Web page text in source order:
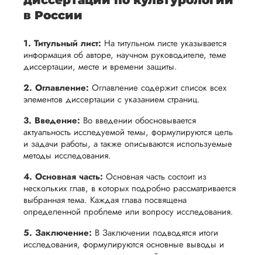
подготовке
презентации
и речи
перед
защитой.
Наша
цель -
обеспечить
уверенность
в своей
работе и
помочь
вам
проверки
работы,
установленная
сумма
будет
возвращена
заказчику.
Мы
стремимся
осуществлять
процесс
возврата
способом,
удобным
для вас,
в
начале
мы
обсудим
и
договоримся
о сроках
выполнения,
чтобы
учесть
все
аспекты
написания
работы.
в России
1. Титульный лист: На титульном листе указывается
информация об авторе, научном руководителе, теме
диссертации, месте и времени защиты.
2. Оглавление: Оглавление содержит список всех
элементов диссертации с указанием страниц.
3. Введение: Во введении обосновывается
актуальность исследуемой темы, формулируются цель
и задачи работы, а также описываются используемые
методы исследования.
4. Основная часть: Основная часть состоит из
нескольких глав, в которых подробно рассматривается
выбранная тема. Каждая глава посвящена
определенной проблеме или вопросу исследования.
5. Заключение: В Заключении подводятся итоги
исследования, формулируются основные выводы и